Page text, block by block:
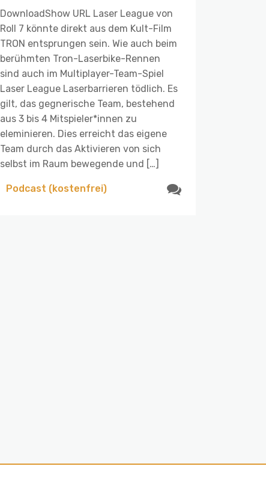
DownloadShow URL Laser League von
Roll 7 könnte direkt aus dem Kult-Film
TRON entsprungen sein. Wie auch beim
berühmten Tron-Laserbike-Rennen
sind auch im Multiplayer-Team-Spiel
Laser League Laserbarrieren tödlich. Es
gilt, das gegnerische Team, bestehend
aus 3 bis 4 Mitspieler*innen zu
eleminieren. Dies erreicht das eigene
Team durch das Aktivieren von sich
selbst im Raum bewegende und […]
Podcast (kostenfrei)